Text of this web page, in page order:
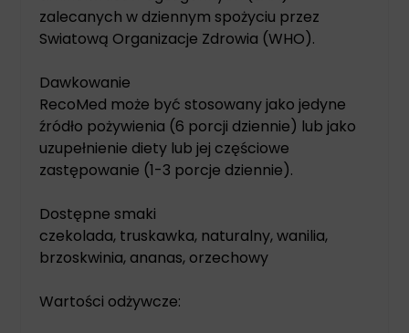
zalecanych w dziennym spożyciu przez
Swiatową Organizacje Zdrowia (WHO).
Dawkowanie
RecoMed może być stosowany jako jedyne
źródło pożywienia (6 porcji dziennie) lub jako
uzupełnienie diety lub jej częściowe
zastępowanie (1-3 porcje dziennie).
Dostępne smaki
czekolada, truskawka, naturalny, wanilia,
brzoskwinia, ananas, orzechowy
Wartości odżywcze: